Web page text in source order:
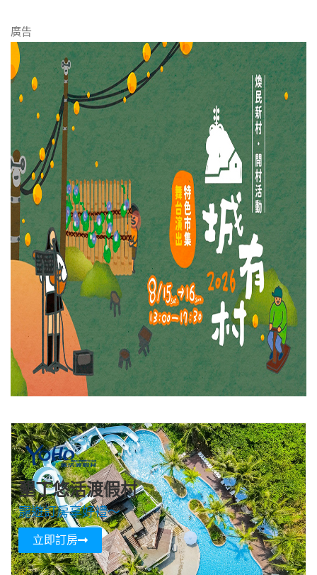
廣告
墾丁悠活渡假村
寵遊訂房享好禮～
立即訂房